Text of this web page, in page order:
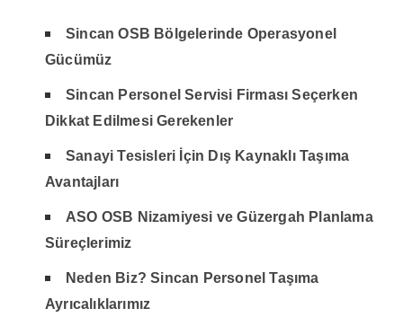
Sincan OSB Bölgelerinde Operasyonel
Gücümüz
Sincan Personel Servisi Firması Seçerken
Dikkat Edilmesi Gerekenler
Sanayi Tesisleri İçin Dış Kaynaklı Taşıma
Avantajları
ASO OSB Nizamiyesi ve Güzergah Planlama
Süreçlerimiz
Neden Biz? Sincan Personel Taşıma
Ayrıcalıklarımız